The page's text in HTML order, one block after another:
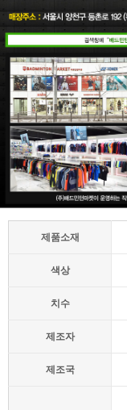
제품소재
색상
치수
제조자
제조국